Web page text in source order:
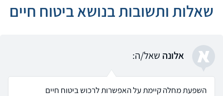
שאלות ותשובות בנושא ביטוח חיים
א אלונה שאל/ה:
השפעת מחלה קיימת על האפשרות לרכוש ביטוח חיים